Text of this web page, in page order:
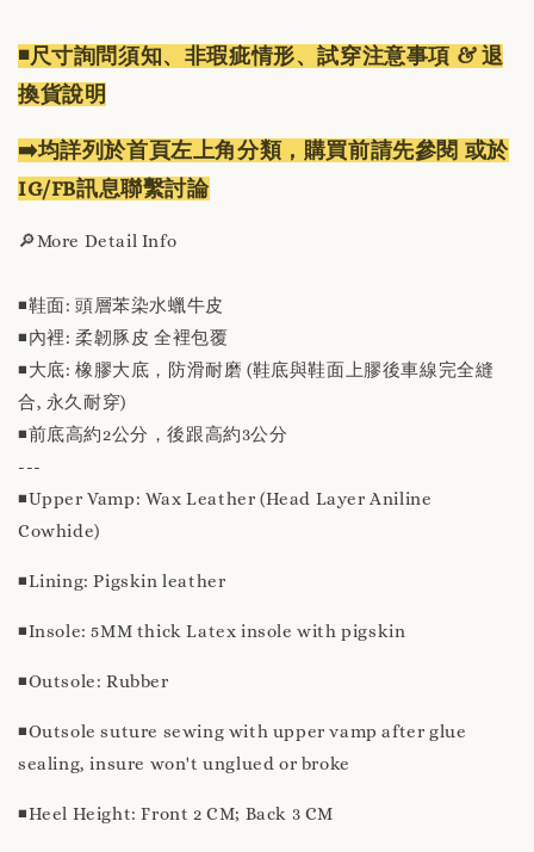
◾️尺寸詢問須知、非瑕疵情形、試穿注意事項 & 退
換貨說明
➡️均詳列於首頁左上角分類，購買前請先參閱 或於
IG/FB訊息聯繫討論
🔎More Detail Info
◾️鞋面: 頭層苯染水蠟牛皮
◾️內裡: 柔韌豚皮 全裡包覆
◾️大底: 橡膠大底，防滑耐磨 (鞋底與鞋面上膠後車線完全縫
合, 永久耐穿)
◾️前底高約2公分，後跟高約3公分
---
◾️Upper Vamp: Wax Leather (Head Layer Aniline
Cowhide)
◾️Lining: Pigskin leather
◾️Insole: 5MM thick Latex insole with pigskin
◾️Outsole: Rubber
◾️Outsole suture sewing with upper vamp after glue
sealing, insure won't unglued or broke
◾️Heel Height: Front 2 CM; Back 3 CM